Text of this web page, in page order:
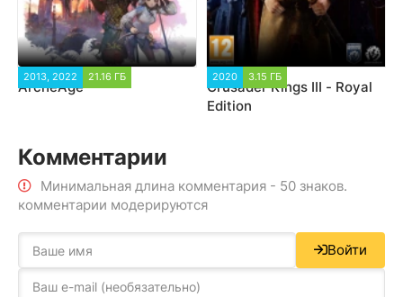
2013, 2022 21.16 ГБ
ArcheAge
2020 3.15 ГБ
Crusader Kings III - Royal
Edition
Комментарии
Минимальная длина комментария - 50 знаков.
комментарии модерируются
Войти